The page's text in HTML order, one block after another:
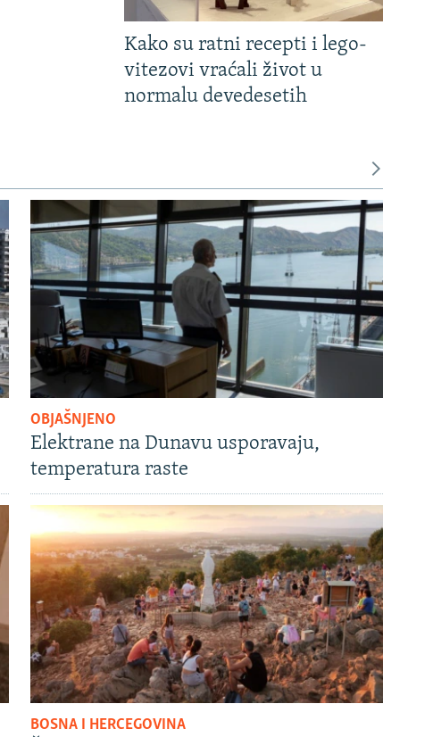
Kako su ratni recepti i lego-
vitezovi vraćali život u
normalu devedesetih
OBJAŠNJENO
Elektrane na Dunavu usporavaju,
temperatura raste
BOSNA I HERCEGOVINA